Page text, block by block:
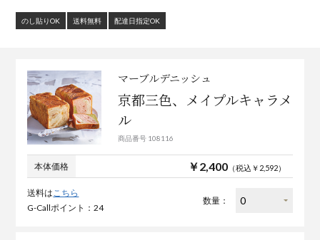
のし貼りOK 送料無料 配達日指定OK
マーブルデニッシュ
京都三色、メイプルキャラメ
ル
商品番号 108116
本体価格 ￥2,400（税込￥2,592）
送料はこちら
G-Callポイント：24
数量：